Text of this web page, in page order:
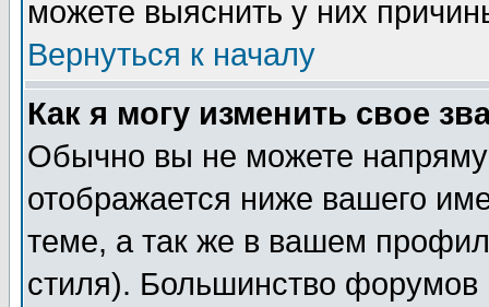
можете выяснить у них
Вернуться к началу
Как я могу изменить свое
Обычно вы не можете
отображается ниже вашего
теме, а так же в вашем
стиля). Большинство форумов